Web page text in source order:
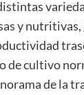
y
de cultivo
de la